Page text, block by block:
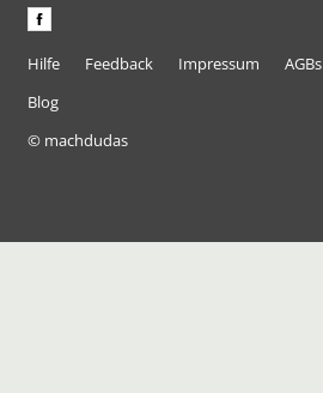
Hilfe Feedback Impressum AGBs
Blog
© machdudas